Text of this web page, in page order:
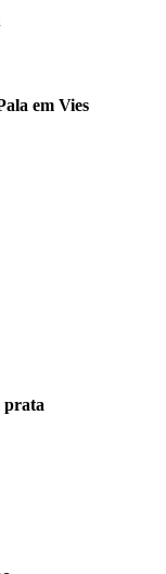
em Vies
prata